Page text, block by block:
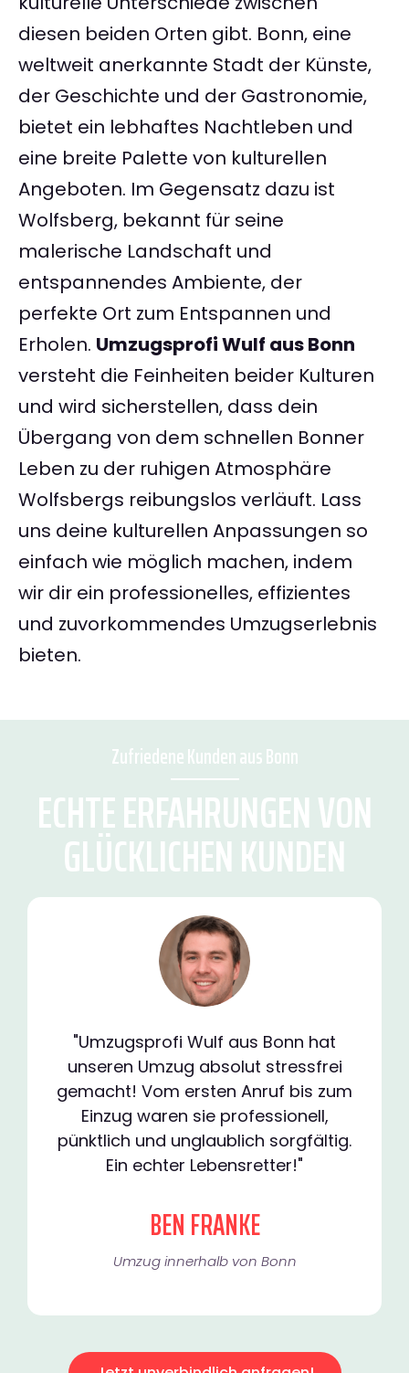
diesen beiden Orten gibt. Bonn, eine
weltweit anerkannte Stadt der Künste,
der Geschichte und der Gastronomie,
bietet ein lebhaftes Nachtleben und
eine breite Palette von kulturellen
Angeboten. Im Gegensatz dazu ist
Wolfsberg, bekannt für seine
malerische Landschaft und
entspannendes Ambiente, der
perfekte Ort zum Entspannen und
Erholen. Umzugsprofi Wulf aus Bonn
versteht die Feinheiten beider Kulturen
und wird sicherstellen, dass dein
Übergang von dem schnellen Bonner
Leben zu der ruhigen Atmosphäre
Wolfsbergs reibungslos verläuft. Lass
uns deine kulturellen Anpassungen so
einfach wie möglich machen, indem
wir dir ein professionelles, effizientes
und zuvorkommendes Umzugserlebnis
bieten.
Zufriedene Kunden aus Bonn
ECHTE ERFAHRUNGEN VON
GLÜCKLICHEN KUNDEN
"Umzugsprofi Wulf aus Bonn hat
unseren Umzug absolut stressfrei
gemacht! Vom ersten Anruf bis zum
Einzug waren sie professionell,
pünktlich und unglaublich sorgfältig.
Ein echter Lebensretter!"
BEN FRANKE
Umzug innerhalb von Bonn​